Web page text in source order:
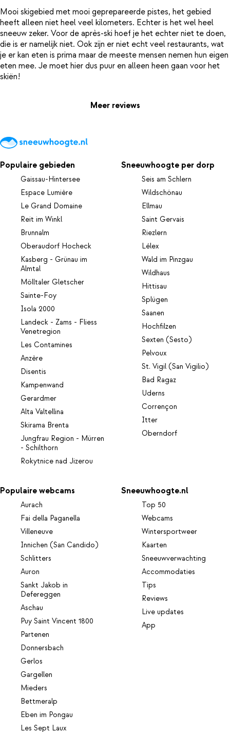
Mooi skigebied met mooi geprepareerde pistes, het gebied
heeft alleen niet heel veel kilometers. Echter is het wel heel
sneeuw zeker. Voor de après-ski hoef je het echter niet te doen,
die is er namelijk niet. Ook zijn er niet echt veel restaurants, wat
je er kan eten is prima maar de meeste mensen nemen hun eigen
eten mee. Je moet hier dus puur en alleen heen gaan voor het
Meer reviews
Populaire gebieden
Gaissau-Hintersee
Espace Lumière
Le Grand Domaine
Reit im Winkl
Brunnalm
Oberaudorf Hocheck
Kasberg - Grünau im
Almtal
Mölltaler Gletscher
Sainte-Foy
Isola 2000
Landeck - Zams - Fliess
Venetregion
Les Contamines
Anzère
Disentis
Kampenwand
Gerardmer
Alta Valtellina
Skirama Brenta
Jungfrau Region - Mürren
- Schilthorn
Rokytnice nad Jizerou
Sneeuwhoogte per dorp
Seis am Schlern
Wildschönau
Ellmau
Saint Gervais
Riezlern
Lélex
Wald im Pinzgau
Wildhaus
Hittisau
Splügen
Saanen
Hochfilzen
Sexten (Sesto)
Pelvoux
St. Vigil (San Vigilio)
Bad Ragaz
Uderns
Corrençon
Itter
Oberndorf
Populaire webcams
Aurach
Fai della Paganella
Villeneuve
Innichen (San Candido)
Schlitters
Auron
Sankt Jakob in
Defereggen
Aschau
Puy Saint Vincent 1800
Partenen
Donnersbach
Gerlos
Gargellen
Mieders
Bettmeralp
Eben im Pongau
Les Sept Laux
Sneeuwhoogte.nl
Top 50
Webcams
Wintersportweer
Kaarten
Sneeuwverwachting
Accommodaties
Tips
Reviews
Live updates
App